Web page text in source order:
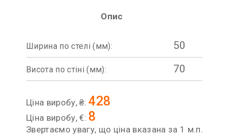
Опис
Ширина по стелі (мм): 50
Висота по стіні (мм): 70
Ціна виробу, ₴:428
Ціна виробу, €: 8
Звертаємо увагу, що ціна вказана за 1 м.п.